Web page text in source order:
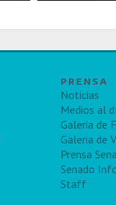
PRENSA
Noticias
Medios al
Galeria de
Galeria de
Prensa
Senado
Staff